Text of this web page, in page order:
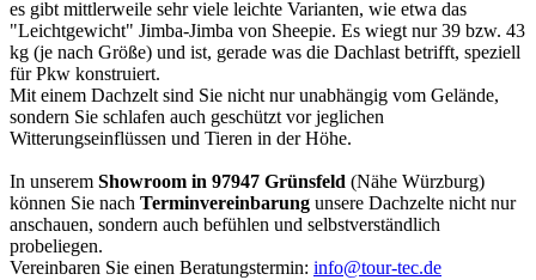
es gibt mittlerweile sehr viele leichte Varianten, wie etwa das
"Leichtgewicht" Jimba-Jimba von Sheepie. Es wiegt nur 39 bzw. 43
kg (je nach Größe) und ist, gerade was die Dachlast betrifft, speziell
für Pkw konstruiert.
Mit einem Dachzelt sind Sie nicht nur unabhängig vom Gelände,
sondern Sie schlafen auch geschützt vor jeglichen
Witterungseinflüssen und Tieren in der Höhe.
In unserem Showroom in 97947 Grünsfeld (Nähe Würzburg)
können Sie nach Terminvereinbarung unsere Dachzelte nicht nur
anschauen, sondern auch befühlen und selbstverständlich
probeliegen.
Vereinbaren Sie einen Beratungstermin: info@tour-tec.de